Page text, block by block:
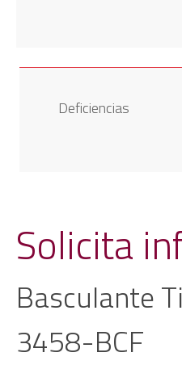
Deficiencias
Solicita
Basculante
3458-BCF